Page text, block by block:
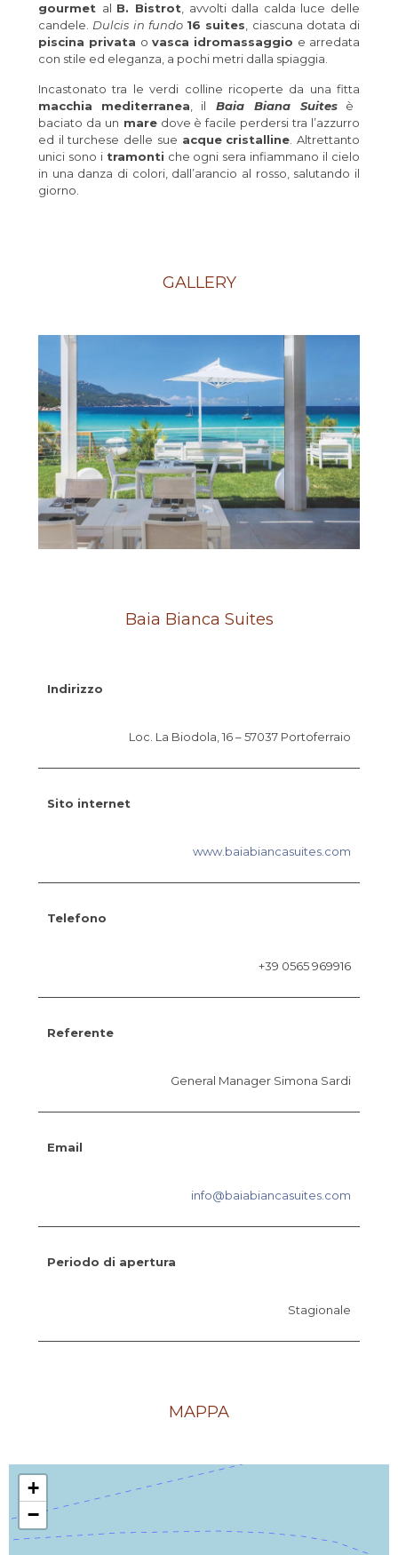
gourmet al B. Bistrot , avvolti dalla calda luce delle
candele. Dulcis in fundo 16 suites , ciascuna dotata di
piscina privata ovasca idromassaggio e arredata
con stile ed eleganza, a pochi metri dalla spiaggia.
Incastonato tra le verdi colline ricoperte da una fitta
macchia
mediterranea , il Baia Biana Suitesè
baciato da un maredove è facile perdersi tra l’azzurro
ed il turchese delle sue acque cristalline . Altrettanto
unici sono i tramonti che ogni sera infiammano il cielo
in una danza di colori, dall’arancio al rosso, salutando il
giorno.
GALLERY
Baia Bianca Suites
Indirizzo
Loc. La Biodola, 16 – 57037 Portoferraio
Sito internet
www.baiabiancasuites.com
Telefono
+39 0565 969916
Referente
General Manager Simona Sardi
Email
info@baiabiancasuites.com
Periodo di apertura
Stagionale
MAPPA
+
−